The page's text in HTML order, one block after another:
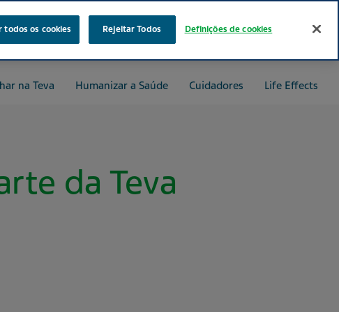
na Teva Humanizar a Saúde Cuidadores Life Effects
da Teva
todos os cookies Rejeitar Todos Definições de cookies